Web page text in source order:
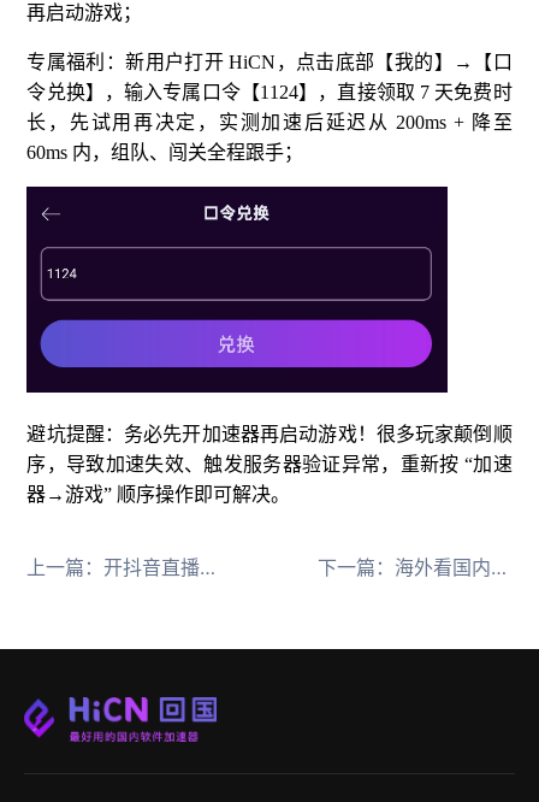
再启动游戏；
专属福利：新用户打开 HiCN，点击底部【我的】→【口
令兑换】，输入专属口令【1124】，直接领取 7 天免费时
长，先试用再决定，实测加速后延迟从 200ms + 降至
60ms 内，组队、闯关全程跟手；
避坑提醒：务必先开加速器再启动游戏！很多玩家颠倒顺
序，导致加速失效、触发服务器验证异常，重新按 “加速
器→游戏” 顺序操作即可解决。
上一篇：开抖音直播地区不支持解决办法 下一篇： 海外看国内综艺追剧看番解决办法